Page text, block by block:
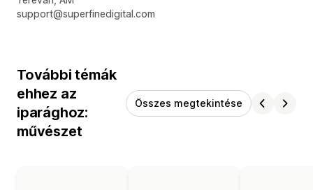
support@superfinedigital.com
További témák
ehhez az
iparághoz:
művészet
Összes megtekintése